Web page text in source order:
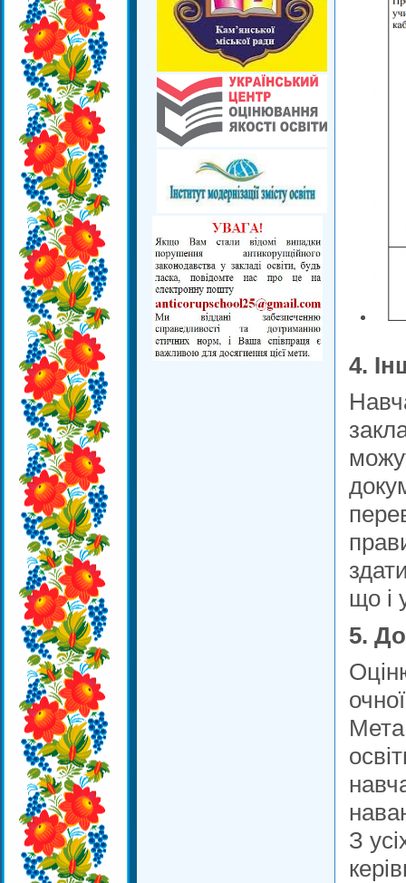
4.
що і
5.
Мета
З